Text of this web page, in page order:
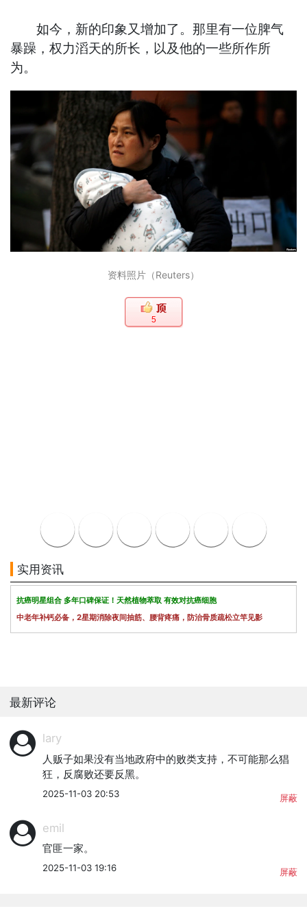
如今，新的印象又增加了。那里有一位脾气
暴躁，权力滔天的所长，以及他的一些所作所
为。
资料照片（Reuters）
5
实用资讯
抗癌明星组合 多年口碑保证！天然植物萃取 有效对抗癌细胞
中老年补钙必备，2星期消除夜间抽筋、腰背疼痛，防治骨质疏松立竿见影
最新评论
lary
人贩子如果没有当地政府中的败类支持，不可能那么猖
狂，反腐败还要反黑。
2025-11-03 20:53 屏蔽
emil
官匪一家。
2025-11-03 19:16 屏蔽